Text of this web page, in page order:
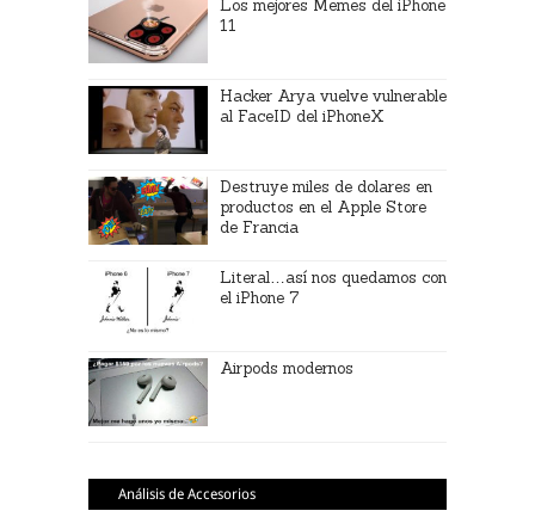
Los mejores Memes del iPhone
11
Hacker Arya vuelve vulnerable
al FaceID del iPhoneX
Destruye miles de dolares en
productos en el Apple Store
de Francia
Literal…así nos quedamos con
el iPhone 7
Airpods modernos
Análisis de Accesorios